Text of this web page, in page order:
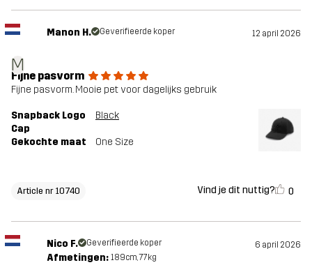
M
Manon H. Geverifieerde koper 12 april 2026
Fijne pasvorm
Fijne pasvorm. Mooie pet voor dagelijks gebruik
Snapback Logo
Cap
Black
Gekochte maat One Size
Article nr 10740 Vind je dit nuttig? 0
Nico F. Geverifieerde koper 6 april 2026
Afmetingen: 189cm, 77kg